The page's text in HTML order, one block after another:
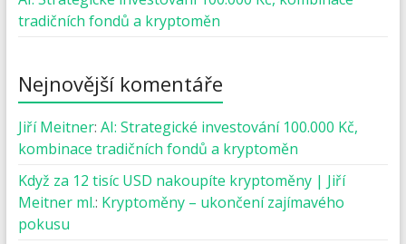
tradičních fondů a kryptoměn
Nejnovější komentáře
Jiří Meitner: AI: Strategické investování 100.000 Kč,
kombinace tradičních fondů a kryptoměn
Když za 12 tisíc USD nakoupíte kryptoměny | Jiří
Meitner ml.: Kryptoměny – ukončení zajímavého
pokusu